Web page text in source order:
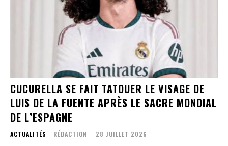
CUCURELLA SE FAIT TATOUER LE VISAGE DE
LUIS DE LA FUENTE APRÈS LE SACRE MONDIAL
DE L’ESPAGNE
ACTUALITÉS RÉDACTION - 28 JUILLET 2026